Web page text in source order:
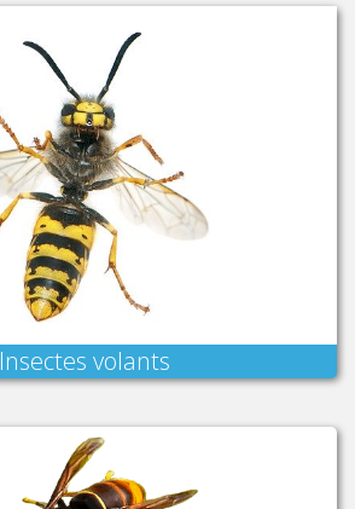
Insectes volants